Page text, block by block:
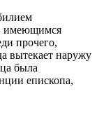
имеющимся
прочего,
вытекает наружу
была
епископа,